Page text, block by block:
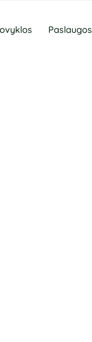
Paslaugos